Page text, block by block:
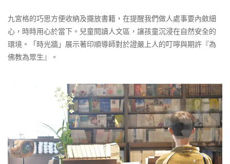
九宮格的巧思方便收納及擺放書籍，在提醒我們做人處事要內斂細
心，時時用心於當下。兒童閱讀人文區，讓孩童沉浸在自然安全的
環境。「時光牆」展示著印順導師對於證嚴上人的叮嚀與期許『為
佛教為眾生』。